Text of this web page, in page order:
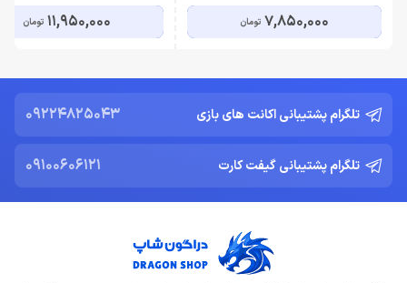
7,850,000 تومان 11,950,000 تومان
تلگرام پشتیبانی اکانت های بازی 09224825043
تلگرام پشتیبانی گیفت کارت 09100606121